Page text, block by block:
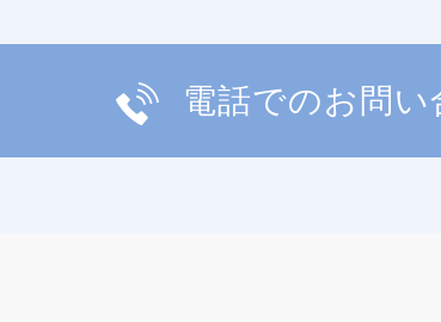
電話でのお問い